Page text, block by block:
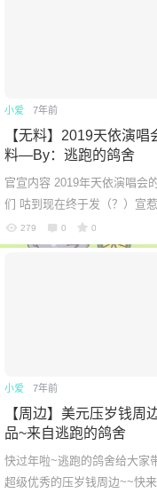
小爱 7年前
【无料】2019天依演唱
料—By：逃跑的鸽舍
官宣内容 2019年天依演唱会
们 咕到现在终于发（？）宣惹
发言： 用暖宝宝热鸽子蛋真超
pg 小丑天依吧唧：40枚『...
279 0 0
小爱 7年前
【周边】美元压岁钱周
品~来自逃跑的鸽舍
快过年啦~逃跑的鸽舍给大家
超级优秀的压岁钱周边~~快来
您没有权限发